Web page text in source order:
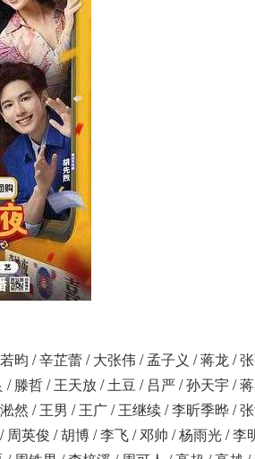
昀 / 辛芷蕾 / 大张伟 / 孟子义 / 蒋龙 /
滕哲 / 王天放 / 土豆 / 吕严 / 孙天宇 /
然 / 王男 / 王广 / 王继续 / 李昕季晔 /
英俊 / 胡博 / 李飞 / 邓帅 / 杨雨光 /